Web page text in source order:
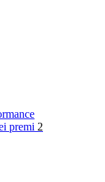
premi 2